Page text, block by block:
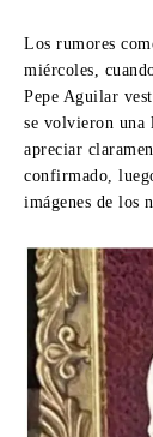
Los rumores
miércoles,
Pepe Aguilar
se volvieron una
apreciar
confirmado,
imágenes de los